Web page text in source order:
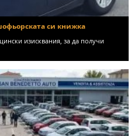
си книжка
изисквания, за да получи